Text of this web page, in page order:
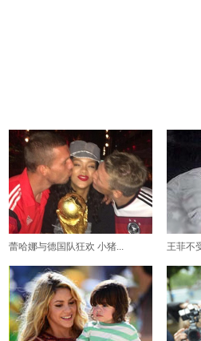
蕾哈娜与德国队狂欢 小猪... 王菲不